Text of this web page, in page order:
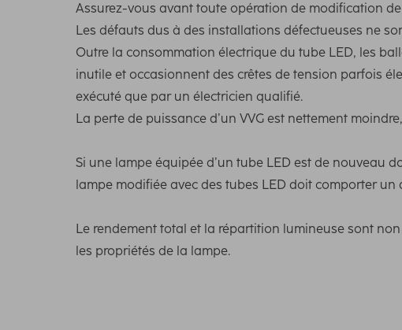
Assurez-vous avant toute opération de modification de
Les défauts dus à des installations défectueuses ne
Outre la consommation électrique du tube LED, les
inutile et occasionnent des crêtes de tension parfois
exécuté que par un électricien qualifié.
La perte de puissance d’un VVG est nettement
Si une lampe équipée d’un tube LED est de nouveau
lampe modifiée avec des tubes LED doit comporter un
Le rendement total et la répartition lumineuse sont
les propriétés de la lampe.